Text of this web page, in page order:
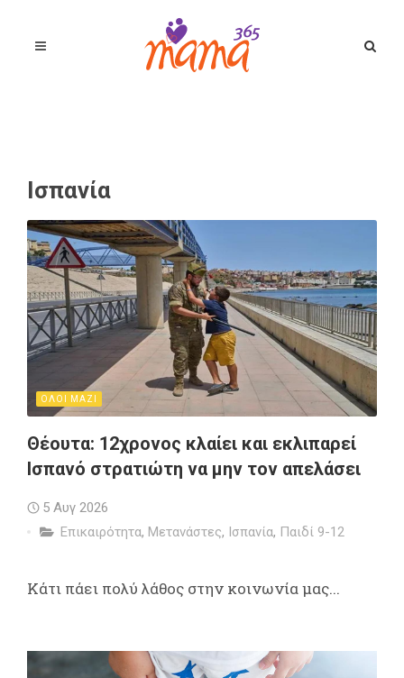
Ισπανία
ΟΛΟΙ ΜΑΖΙ
Θέουτα: 12χρονος κλαίει και εκλιπαρεί
Ισπανό στρατιώτη να μην τον απελάσει
5 Αυγ 2026
Επικαιρότητα, Μετανάστες, Ισπανία, Παιδί 9-12
Κάτι πάει πολύ λάθος στην κοινωνία μας...